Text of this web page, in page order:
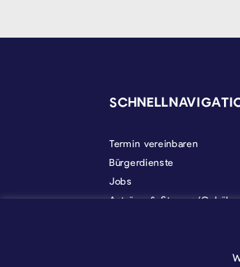
Termin vereinbaren
Bürgerdienste
Jobs
Anträge & Steuern/